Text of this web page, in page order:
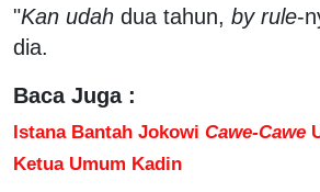
"Kan udah dua tahun, by rule-
dia.
Baca Juga :
Istana Bantah Jokowi Cawe-Cawe
Ketua Umum Kadin